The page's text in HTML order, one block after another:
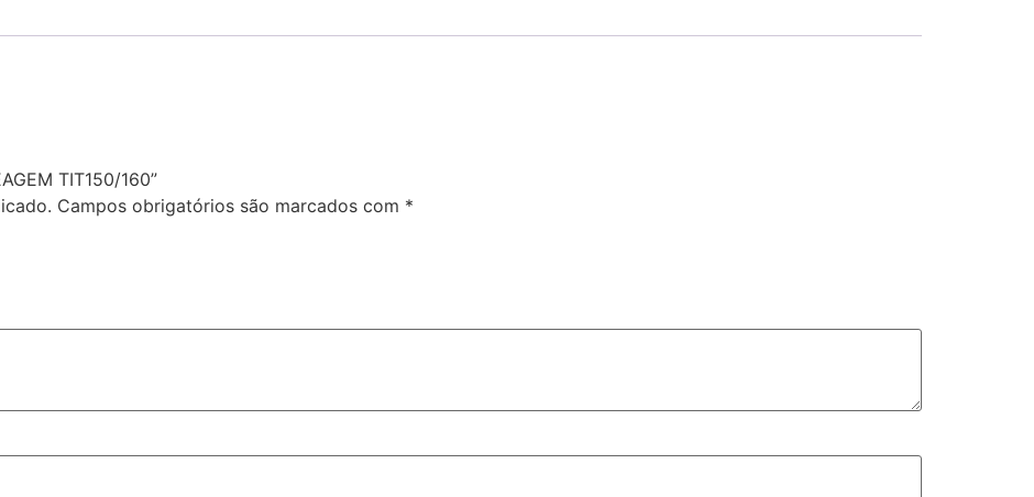
TIT150/160”
Campos obrigatórios são marcados com *